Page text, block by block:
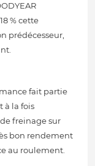
% cette
prédécesseur,
fait partie
à la fois
freinage sur
bon rendement
au roulement.